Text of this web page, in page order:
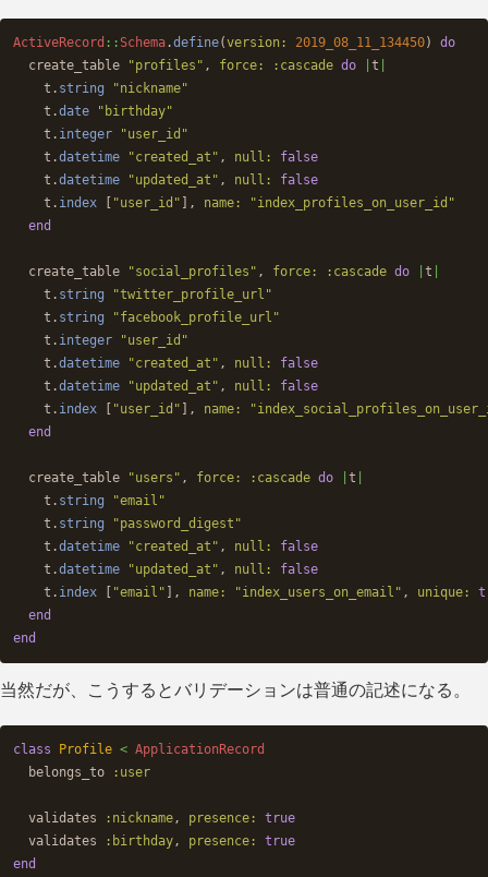
ActiveRecord ::Schema.define(version: 2019_08_11_134450)
do
create_table
"profiles" , force: :cascade do t
t . string
"nickname"
t .date
"birthday"
t . integer
"user_id"
t .datetime "created_at" , null: false
t .datetime "updated_at" , null: false
t . index [ "user_id" ], name:
"index_profiles_on_user_id"
end
create_table "social_profiles" , force: :cascade do t
t . string
"twitter_profile_url"
t . string
"facebook_profile_url"
t . integer
"user_id"
t .datetime "created_at" , null: false
t .datetime "updated_at" , null: false
t . index [ "user_id" ], name:
end
create_table "users" , force: :cascade do t
t . string
"email"
t . string
"password_digest"
t .datetime "created_at" , null: false
t .datetime "updated_at" , null: false
t . index [ "email" ], name: "index_users_on_email" , unique:
end
end
当然だが、こうするとバリデーションは普通の記述になる。
class Profile < ApplicationRecord
belongs_to
:user
validates :nickname , presence: true
validates
:birthday , presence: true
end